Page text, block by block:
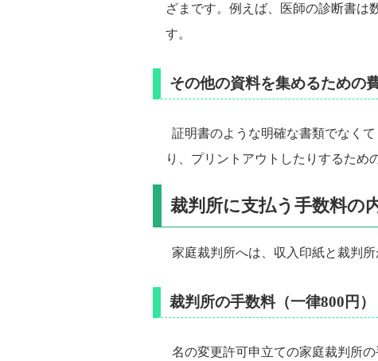
ざまです。例えば、医師の診断書は
す。
その他の資料を集めるための
証明書のような明確な書類でなく
り、プリントアウトしたりするため
裁判所に支払う手数料の
家庭裁判所へは、収入印紙と裁判
裁判所の手数料（一律800円）
名の変更許可申立ての家庭裁判所